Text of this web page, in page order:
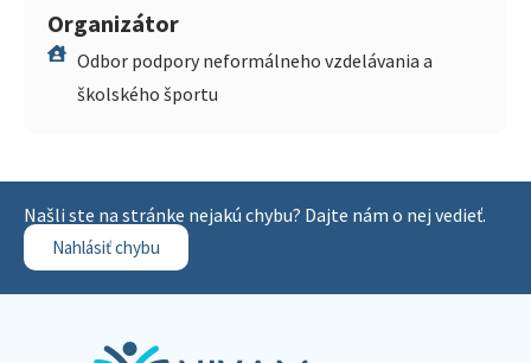
Organizátor
Odbor podpory neformálneho vzdelávania a
školského športu
Našli ste na stránke nejakú chybu? Dajte nám o nej vedieť.
Nahlásiť chybu